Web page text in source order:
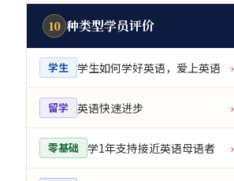
10 种类型学员评价
学生 学生如何学好英语，爱上英语 ›
留学 英语快速进步 ›
零基础 学1年支持接近英语母语者 ›